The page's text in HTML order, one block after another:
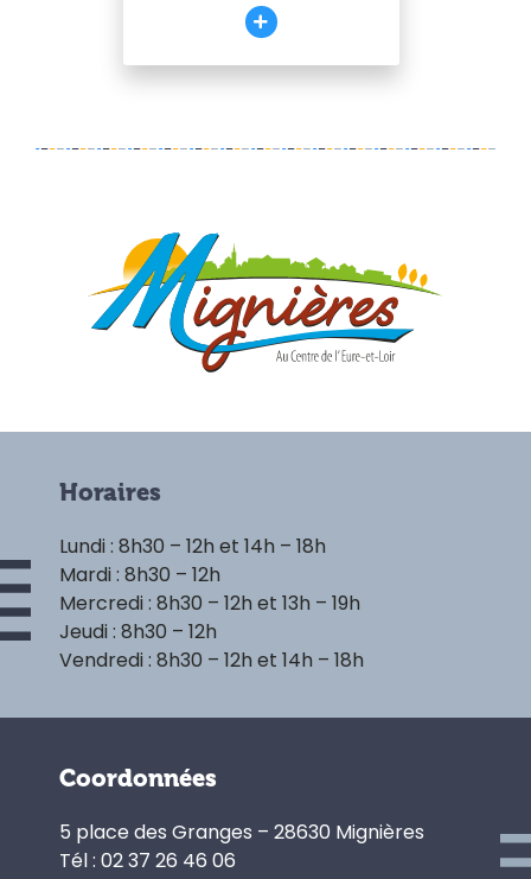
Horaires
Lundi : 8h30 – 12h et 14h – 18h
Mardi : 8h30 – 12h
Mercredi : 8h30 – 12h et 13h – 19h
Jeudi : 8h30 – 12h
Vendredi : 8h30 – 12h et 14h – 18h
Coordonnées
5 place des Granges – 28630 Mignières
Tél : 02 37 26 46 06